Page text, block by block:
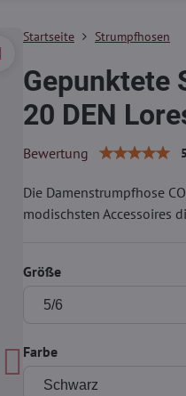
Startseite Strumpfhosen
Gepunktete
20 DEN
Bewertung 5
Die Damenstrumpfhose
modischsten Accessoires
Größe
Farbe